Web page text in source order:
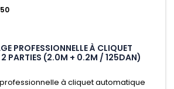
PROFESSIONNELLE À CLIQUET
PARTIES (2.0M + 0.2M / 125DAN)
à cliquet automatique